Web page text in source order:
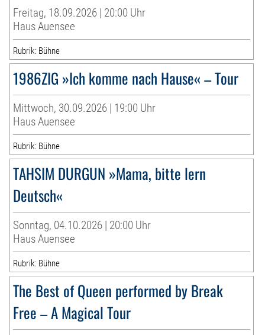
Freitag, 18.09.2026 | 20:00 Uhr
Haus Auensee
Rubrik: Bühne
1986ZIG »Ich komme nach Hause« – Tour
Mittwoch, 30.09.2026 | 19:00 Uhr
Haus Auensee
Rubrik: Bühne
TAHSIM DURGUN »Mama, bitte lern
Deutsch«
Sonntag, 04.10.2026 | 20:00 Uhr
Haus Auensee
Rubrik: Bühne
The Best of Queen performed by Break
Free – A Magical Tour